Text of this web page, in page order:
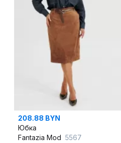
208.88 BYN
Юбка
Fantazia Mod 5567